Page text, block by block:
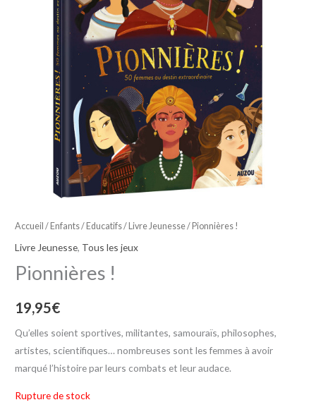
Accueil / Enfants / Educatifs/ Livre Jeunesse/ Pionnières !
Livre Jeunesse, Tous les jeux
Pionnières !
19,95€
Qu’elles soient sportives, militantes, samouraïs, philosophes,
artistes, scientifiques… nombreuses sont les femmes à avoir
marqué l’histoire par leurs combats et leur audace.
Rupture de stock